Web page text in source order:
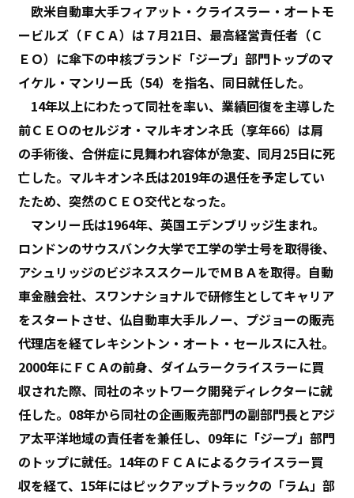
欧米自動車大手フィアット・クライスラー・オートモ
ービルズ（ＦＣＡ）は７月21日、最高経営責任者（Ｃ
ＥＯ）に傘下の中核ブランド「ジープ」部門トップのマ
イケル・マンリー氏（54）を指名、同日就任した。
14年以上にわたって同社を率い、業績回復を主導した
前ＣＥＯのセルジオ・マルキオンネ氏（享年66）は肩
の手術後、合併症に見舞われ容体が急変、同月25日に死
亡した。マルキオンネ氏は2019年の退任を予定してい
たため、突然のＣＥＯ交代となった。
マンリー氏は1964年、英国エデンブリッジ生まれ。
ロンドンのサウスバンク大学で工学の学士号を取得後、
アシュリッジのビジネススクールでＭＢＡを取得。自動
車金融会社、スワンナショナルで研修生としてキャリア
をスタートさせ、仏自動車大手ルノー、プジョーの販売
代理店を経てレキシントン・オート・セールスに入社。
2000年にＦＣＡの前身、ダイムラークライスラーに買
収された際、同社のネットワーク開発ディレクターに就
任した。08年から同社の企画販売部門の副部門長とアジ
ア太平洋地域の責任者を兼任し、09年に「ジープ」部門
のトップに就任。14年のＦＣＡによるクライスラー買
収を経て、15年にはピックアップトラックの「ラム」部